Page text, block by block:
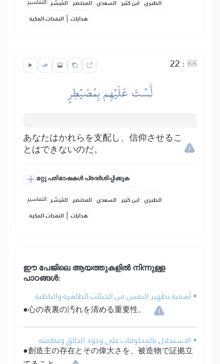
المُيسَّر المختصر السعدي ابن كثير الطبري
النفحات المكية | هدايات
22 : 88
لَّسۡتَ عَلَيۡهِم بِمُصَيۡطِرٍ
あなたはかれらを支配し、信仰させるこ
とはできないのだ。
മറ്റു പരിഭാഷകൾ പ്രദർശിപ്പിക്കുക
التفاسير: المُيسَّر المختصر السعدي ابن كثير الطبري
النفحات المكية | هدايات
ഈ പേജിലെ ആയത്തുകളിൽ നിന്നുള്ള
പാഠങ്ങൾ:
• أهمية تطهير النفس من الخبائث الظاهرة والباطنة.
●心の表裏の汚れを清める重要性。
• الاستدلال بالمخلوقات على وجود الخالق وعظمته.
●創造主の存在とその偉大さを、被造物で証拠立